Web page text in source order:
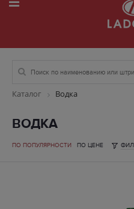
Каталог Водка
ВОДКА
ПО ПОПУЛЯРНОСТИ ПО ЦЕНЕ